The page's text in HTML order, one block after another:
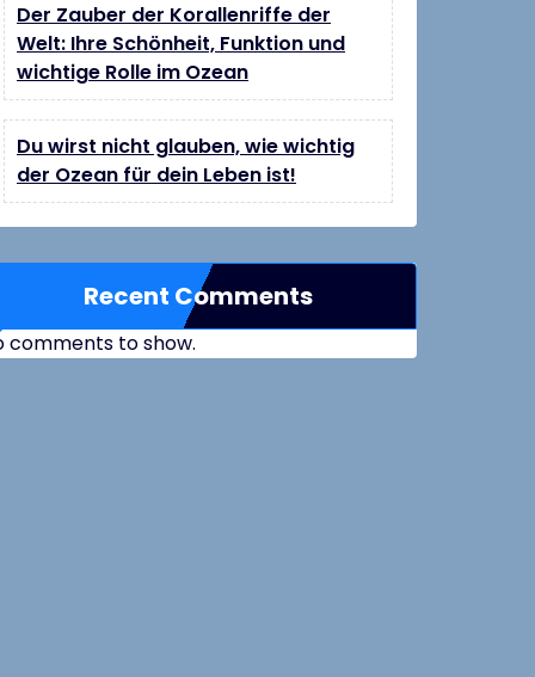
Der Zauber der Korallenriffe der
Welt: Ihre Schönheit, Funktion und
wichtige Rolle im Ozean
Du wirst nicht glauben, wie wichtig
der Ozean für dein Leben ist!
Recent Comments
comments to show.